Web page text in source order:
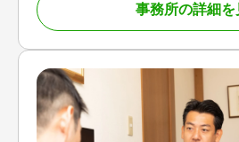
体制で、相続税申告を中心に幅
行っています。
士が在籍。障害を持つ相続人が
割が難航しているケースなど、
豊富な経験をもって対応してい
や司法書士など隣接士業とも連
事務所の詳細を